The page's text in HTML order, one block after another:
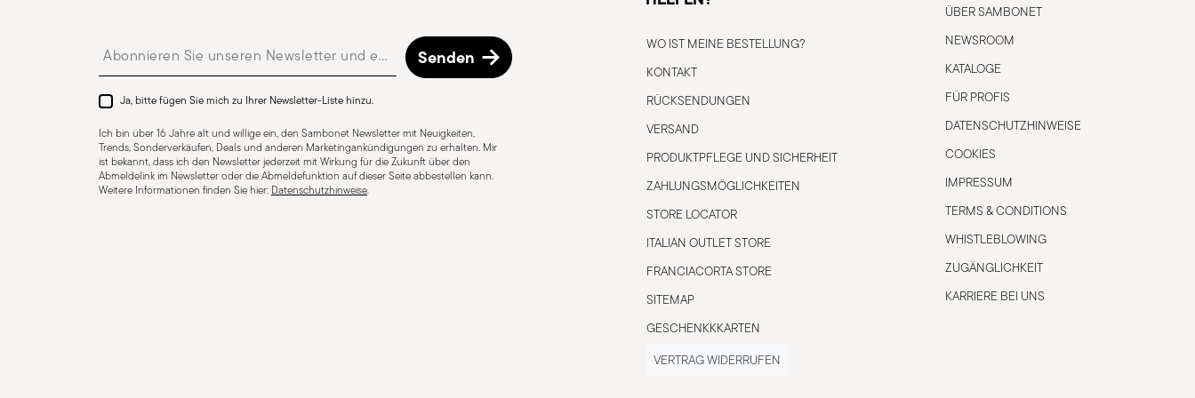
Für Spülmaschine geeignet Für E-Herd geeignet Für Glaskeramikherd geeignet
COOKWARE - Unsachgemäßer Gebrauch von Kochtöpfen kann zu Verletzungen führen – daher
Senden
Ja, bitte fügen Sie mich zu Ihrer Newsletter-Liste hinzu.
Ich bin über 16 Jahre alt und willige ein, den Sambonet Newsletter mit Neuigkeiten,
Trends, Sonderverkäufen, Deals und anderen Marketingankündigungen zu erhalten. Mir
ist bekannt, dass ich den Newsletter jederzeit mit Wirkung für die Zukunft über den
Abmeldelink im Newsletter oder die Abmeldefunktion auf dieser Seite abbestellen kann.
Weitere Informationen finden Sie hier: Datenschutzhinweise.
WO IST MEINE BESTELLUNG?
KONTAKT
RÜCKSENDUNGEN
VERSAND
PRODUKTPFLEGE UND SICHERHEIT
ZAHLUNGSMÖGLICHKEITEN
STORE LOCATOR
ITALIAN OUTLET STORE
FRANCIACORTA STORE
SITEMAP
GESCHENKKKARTEN
ÜBER SAMBONET
NEWSROOM
KATALOGE
FÜR PROFIS
DATENSCHUTZHINWEISE
COOKIES
IMPRESSUM
TERMS & CONDITIONS
WHISTLEBLOWING
ZUGÄNGLICHKEIT
KARRIERE BEI UNS
VERTRAG WIDERRUFEN